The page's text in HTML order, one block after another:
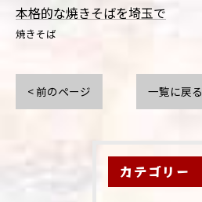
本格的な焼きそばを埼玉で
焼きそば
< 前のページ 一覧に戻る
カテゴリー